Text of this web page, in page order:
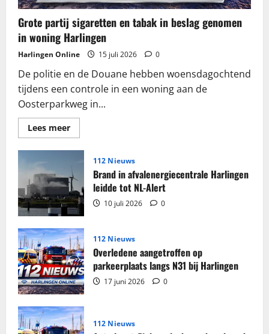
Grote partij sigaretten en tabak in beslag genomen
in woning Harlingen
Harlingen Online 15 juli 2026 0
De politie en de Douane hebben woensdagochtend
tijdens een controle in een woning aan de
Oosterparkweg in...
Lees meerLees
meer
Grote
sigaretten
en
tabak
in
beslag
genomen
in
woning
Harlingen
112 Nieuws
Brand in afvalenergiecentrale Harlingen
leidde tot NL-Alert
10 juli 2026 0
112 Nieuws
Overledene aangetroffen op
parkeerplaats langs N31 bij Harlingen
17 juni 2026 0
112 Nieuws